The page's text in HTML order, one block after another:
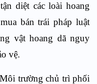
diệt các loài hoang
bán trái pháp luật
vật hoang dã nguy
vệ.
trường chủ trì phối